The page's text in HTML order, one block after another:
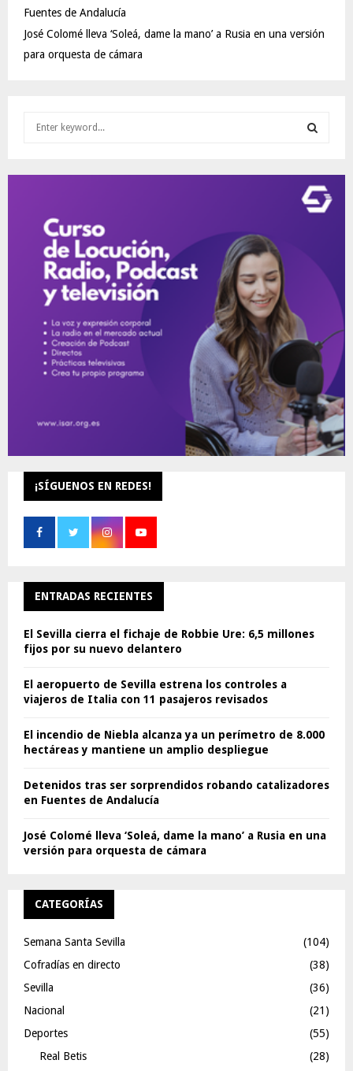
Fuentes de Andalucía
José Colomé lleva ‘Soleá, dame la mano’ a Rusia en una versión
para orquesta de cámara
E
¡SÍGUENOS EN REDES!
ENTRADAS RECIENTES
El Sevilla cierra el fichaje de Robbie Ure: 6,5 millones
fijos por su nuevo delantero
El aeropuerto de Sevilla estrena los controles a
viajeros de Italia con 11 pasajeros revisados
El incendio de Niebla alcanza ya un perímetro de 8.000
hectáreas y mantiene un amplio despliegue
Detenidos tras ser sorprendidos robando catalizadores
en Fuentes de Andalucía
José Colomé lleva ‘Soleá, dame la mano’ a Rusia en una
versión para orquesta de cámara
CATEGORÍAS
Semana Santa Sevilla
(104)
Cofradías en directo
(38)
Sevilla
(36)
Nacional
(21)
Deportes
(55)
Real Betis
(28)